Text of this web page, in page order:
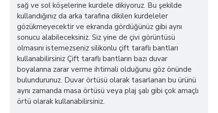
sağ ve sol köşelerine kurdele dikiyoruz. Bu şekilde
kullandığınız da arka tarafına dikilen kurdeleler
gözükmeyecektir ve ekranda gördüğünüz gibi aynı
sonucu alabileceksiniz. Siz yine de çivi görüntüsü
olmasını istemezseniz silikonlu çift taraflı bantları
kullanabilirsiniz Çift taraflı bantların bazı duvar
boyalarına zarar verme ihtimali olduğunu göz önünde
bulundurunuz. Duvar örtüsü olarak tasarlanan bu ürünü
aynı zamanda masa örtüsü veya plaj şalı gibi çok amaçlı
örtü olarak kullanabilirsiniz.